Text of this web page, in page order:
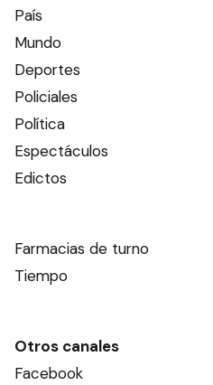
País
Mundo
Deportes
Policiales
Política
Espectáculos
Edictos
Farmacias de turno
Tiempo
Otros canales
Facebook